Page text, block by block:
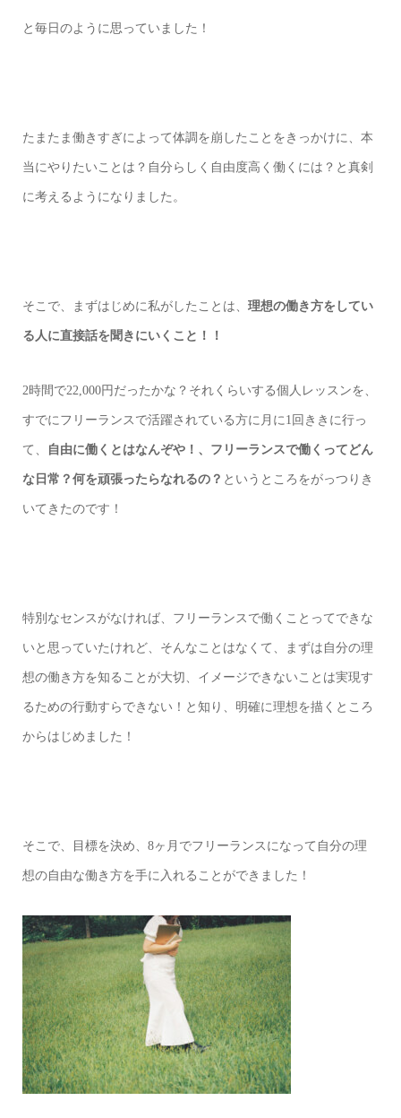
と毎日のように思っていました！
たまたま働きすぎによって体調を崩したことをきっかけに、本
当にやりたいことは？自分らしく自由度高く働くには？と真剣
に考えるようになりました。
そこで、まずはじめに私がしたことは、 理想の働き方をしてい
る人に直接話を聞きにいくこと！！
2時間で22,000円だったかな？それくらいする個人レッスンを、
すでにフリーランスで活躍されている方に月に1回ききに行っ
て、 自由に働くとはなんぞや！、フリーランスで働くってどん
な日常？何を頑張ったらなれるの？ というところをがっつりき
いてきたのです！
特別なセンスがなければ、フリーランスで働くことってできな
いと思っていたけれど、そんなことはなくて、まずは自分の理
想の働き方を知ることが大切、イメージできないことは実現す
るための行動すらできない！と知り、明確に理想を描くところ
からはじめました！
そこで、目標を決め、8ヶ月でフリーランスになって自分の理
想の自由な働き方を手に入れることができました！